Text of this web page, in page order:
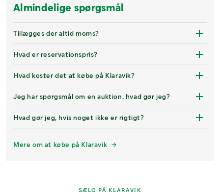
Almindelige spørgsmål
Tillægges der altid moms?
Hvad er reservationspris?
Hvad koster det at købe på Klaravik?
Jeg har spørgsmål om en auktion, hvad gør jeg?
Hvad gør jeg, hvis noget ikke er rigtigt?
Mere om at købe på Klaravik
SÆLG PÅ KLARAVIK